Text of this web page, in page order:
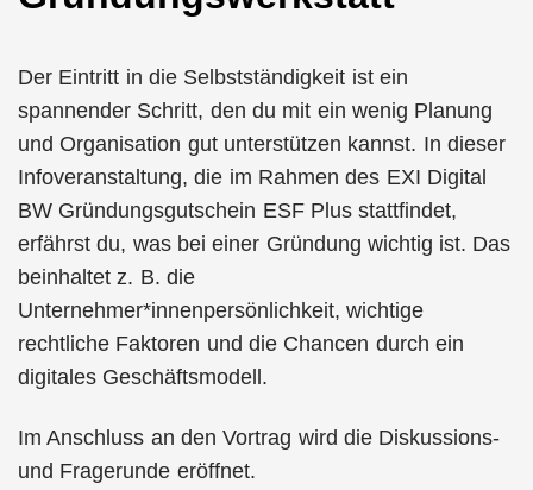
Der Eintritt in die Selbstständigkeit ist ein
spannender Schritt, den du mit ein wenig Planung
und Organisation gut unterstützen kannst. In dieser
Infoveranstaltung, die im Rahmen des EXI Digital
BW Gründungsgutschein ESF Plus stattfindet,
erfährst du, was bei einer Gründung wichtig ist. Das
beinhaltet z. B. die
Unternehmer*innenpersönlichkeit, wichtige
rechtliche Faktoren und die Chancen durch ein
digitales Geschäftsmodell.
Im Anschluss an den Vortrag wird die Diskussions-
und Fragerunde eröffnet.